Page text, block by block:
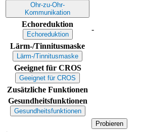
Ohr-zu-Ohr-
Kommunikation
Echoreduktion
Echoreduktion
-
Lärm-/Tinnitusmaske
Lärm-/Tinnitusmaske
Geeignet für CROS
Geeignet für CROS
Zusätzliche Funktionen
Gesundheitsfunktionen
Gesundheitsfunktionen
Probieren